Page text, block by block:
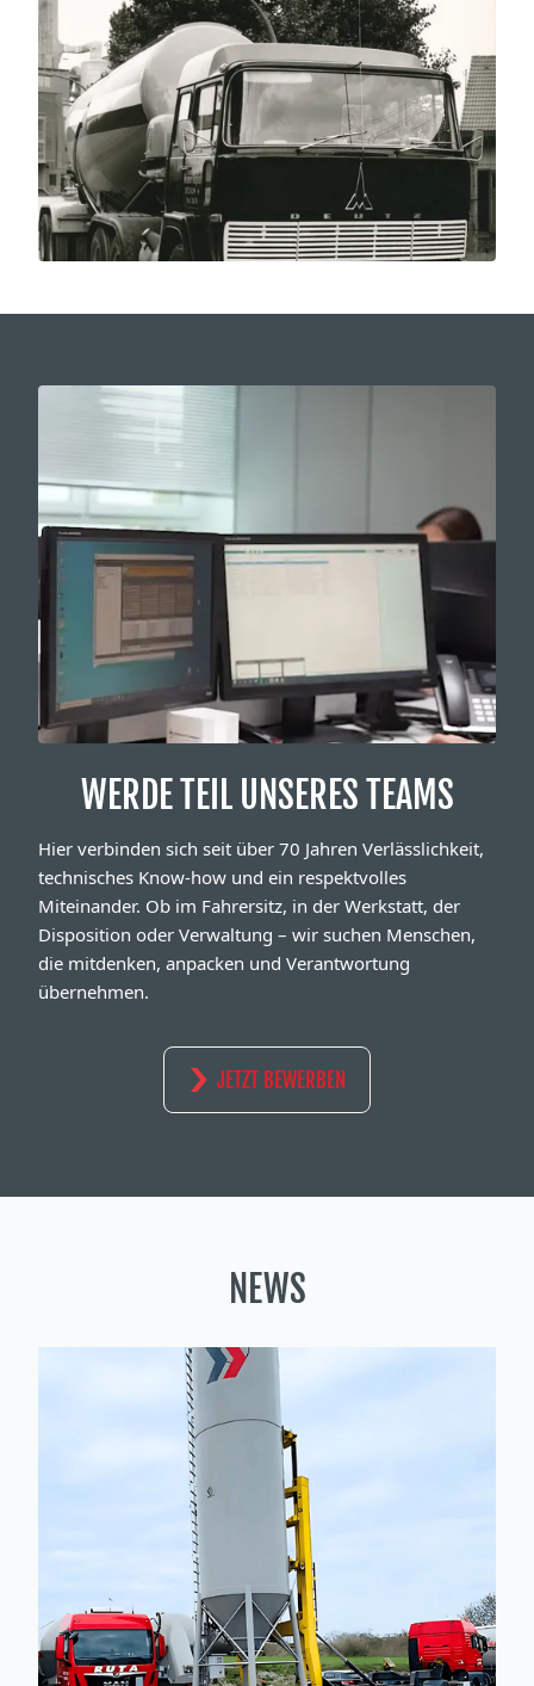
5
6
7
8
9
0
7
8
7
8
7
8
5
6
7
8
9
0
5
6
7
8
9
0
WERDE TEIL UNSERES TEAMS
Hier verbinden sich seit über 70 Jahren Verlässlichkeit,
technisches Know-how und ein respektvolles
Miteinander. Ob im Fahrersitz, in der Werkstatt, der
Disposition oder Verwaltung – wir suchen Menschen,
die mitdenken, anpacken und Verantwortung
übernehmen.
JETZT BEWERBEN
NEWS